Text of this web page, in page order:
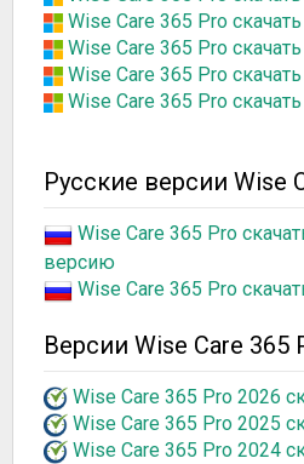
Wise Care 365 Pro
Wise Care 365 Pro
Wise Care 365 Pro
Wise Care 365 Pro
Русские версии Wise
Wise Care 365 Pro
версию
Wise Care 365 Pro
Версии Wise Care 365
Wise Care 365 Pro 2026
Wise Care 365 Pro 2025
Wise Care 365 Pro 2024